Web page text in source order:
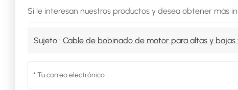
Si le interesan nuestros productos y desea obtener más
Sujeto : Cable de bobinado de motor para altas y